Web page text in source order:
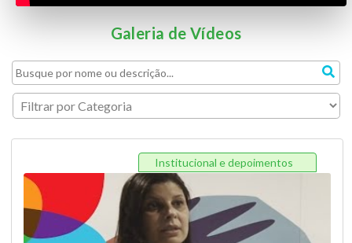
Galeria de Vídeos
Institucional e depoimentos